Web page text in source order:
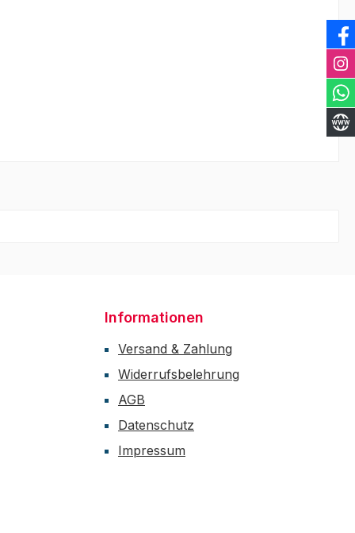
Informationen
Versand & Zahlung
Widerrufsbelehrung
AGB
Datenschutz
Impressum